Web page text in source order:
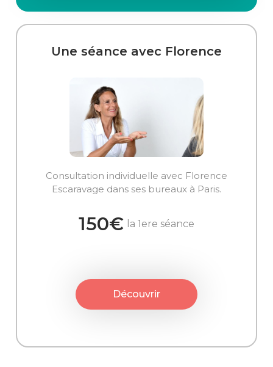
Une séance avec Florence
Consultation individuelle avec Florence
Escaravage dans ses bureaux à Paris.
150€ la 1ere séance
Découvrir